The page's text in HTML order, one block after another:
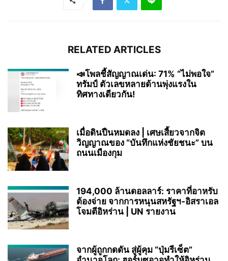
RELATED ARTICLES
📣โพลชี้สัญญาณเด่น: 71% “ไม่พอใจ”
ทรัมป์ ตัวเลขหลายด้านพุ่งแรงใน
ทิศทางเดียวกัน!
เมื่อดินปืนหมดลง | เศษเสี้ยวจากจิต
วิญญาณของ “บันทึกแห่งชัยชนะ” บน
ถนนเมืองกุม
194,000 ล้านดอลลาร์: ราคาที่อาหรับ
ต้องจ่าย จากการหนุนสหรัฐฯ‑อิสราเอล
โจมตีอิหร่าน | UN รายงาน
จากผู้ถูกกดดัน สู่ผู้คุม “ปุ่มรีเซ็ต”